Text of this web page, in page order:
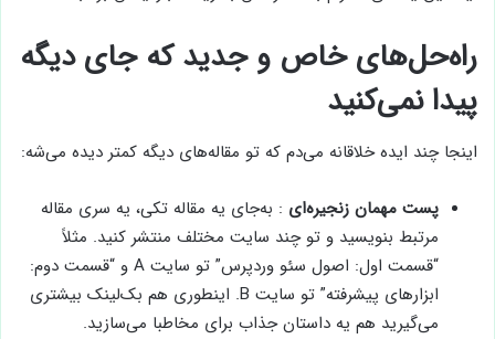
راه‌حل‌های خاص و جدید که جای دیگه
پیدا نمی‌کنید
اینجا چند ایده خلاقانه می‌دم که تو مقاله‌های دیگه کمتر دیده می‌شه:
پست مهمان زنجیره‌ای : به‌جای یه مقاله تکی، یه سری مقاله
مرتبط بنویسید و تو چند سایت مختلف منتشر کنید. مثلاً
“قسمت اول: اصول سئو وردپرس” تو سایت A و “قسمت دوم:
ابزارهای پیشرفته” تو سایت B. اینطوری هم بک‌لینک بیشتری
می‌گیرید هم یه داستان جذاب برای مخاطبا می‌سازید.